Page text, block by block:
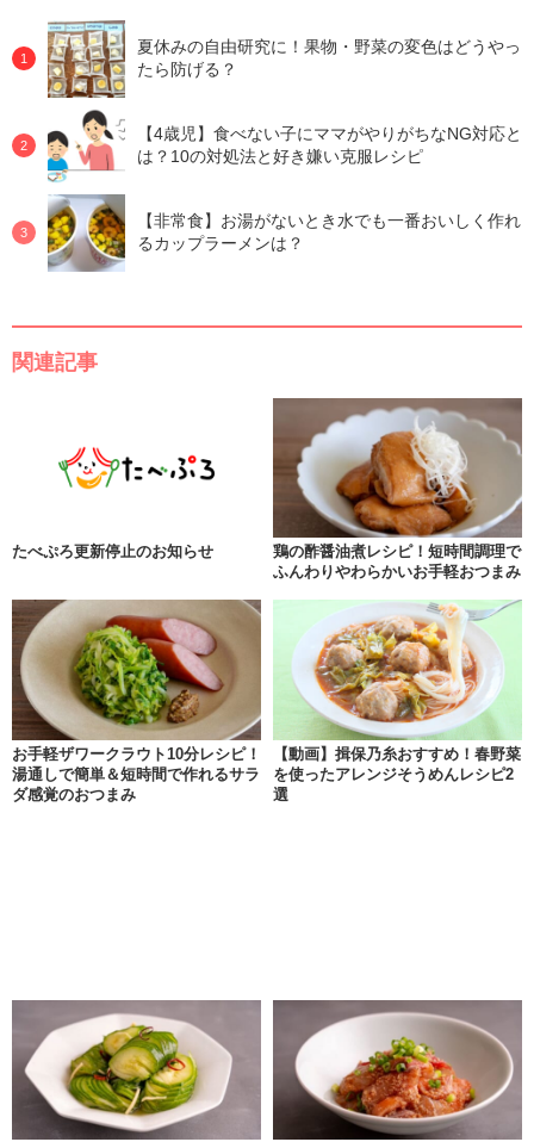
夏休みの自由研究に！果物・野菜の変色はどうやっ
たら防げる？
【4歳児】食べない子にママがやりがちなNG対応と
は？10の対処法と好き嫌い克服レシピ
【非常食】お湯がないとき水でも一番おいしく作れ
るカップラーメンは？
関連記事
たべぷろ更新停止のお知らせ
鶏の酢醤油煮レシピ！短時間調理で
ふんわりやわらかいお手軽おつまみ
お手軽ザワークラウト10分レシピ！
湯通しで簡単＆短時間で作れるサラ
ダ感覚のおつまみ
【動画】揖保乃糸おすすめ！春野菜
を使ったアレンジそうめんレシピ2
選